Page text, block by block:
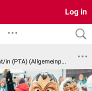
Log in
Pharmazeutisch-technische/r Assistent/in (PTA) (Allgemeinpharmazie)